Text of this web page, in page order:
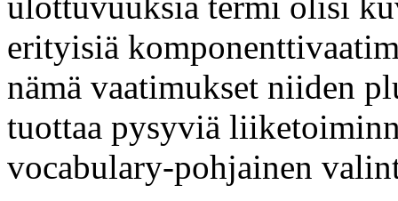
erityisiä
nämä vaatimukset niiden
tuottaa pysyviä
vocabulary-pohjainen